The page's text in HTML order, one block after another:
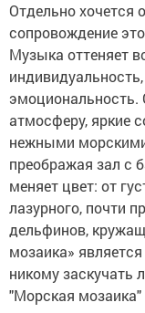
Отдельно хочется
сопровождение
Музыка оттеняет
эмоциональность.
атмосферу, яркие
нежными
преображая зал с
меняет цвет: от
лазурного, почти
дельфинов,
мозаика»
никому заскучать
"Морская